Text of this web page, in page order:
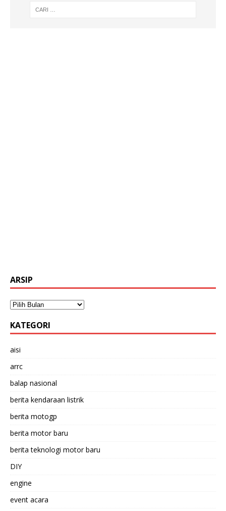
ARSIP
KATEGORI
aisi
arrc
balap nasional
berita kendaraan listrik
berita motogp
berita motor baru
berita teknologi motor baru
DIY
engine
event acara